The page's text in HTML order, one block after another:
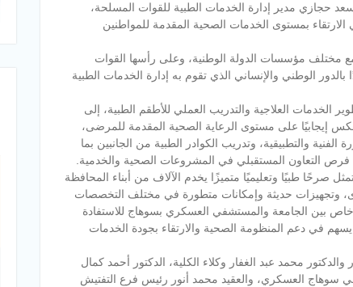
حجازي مدير إدارة الخدمات الطبية للقوات المسلحة،
بمستوى الخدمات الصحية المقدمة للمواطنين
مختلف مؤسسات الدولة الوطنية، وعلى رأسها القوات
الوطني والإنساني الذي تقوم به إدارة الخدمات الطبية
العلاجية والتدريب العملي للأطقم الطبية، إلى
إيجابيًا على مستوى الرعاية الصحية المقدمة للمرضى،
والتطبيقية، وتدريب الكوادر الطبية من الجانبين بما
التعاون المستقبلي في المشروعات الصحية والخدمية.
طبيًا وتعليميًا متميزًا يخدم الآلاف من أبناء المحافظة
وتجهيزات حديثة وإمكانات متطورة في مختلف التخصصات
خاص بين الجامعة والمستشفي العسكري بسوهاج للاستفادة
يسهم في دعم المنظومة الصحية والارتقاء بجودة الخدمات
محمد عبد الغفار وكلاء الكلية، الدكتور أحمد كمال
سوهاج العسكري، والعقيد محمد أنور رئيس فرع التفتيش